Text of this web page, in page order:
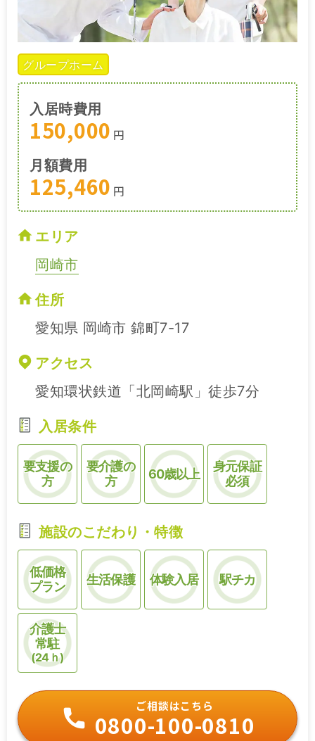
グループホーム
入居時費用
150,000 円
月額費用
125,460 円
エリア
岡崎市
住所
愛知県 岡崎市 錦町7-17
アクセス
愛知環状鉄道「北岡崎駅」徒歩7分
入居条件
要支援の
方
要介護の
方
60歳以上
身元保証
必須
施設のこだわり・特徴
低価格
プラン
生活保護 体験入居 駅チカ
介護士
常駐
(24ｈ)
ご相談はこちら
0800-100-0810